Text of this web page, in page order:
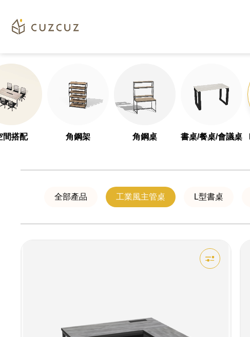
桌/
主
管
桌/
側
製
設
計，
全
方
位
間搭配 角鋼架 角鋼桌 書桌/餐桌/會議桌
全部產品 工業風主管桌 L型書桌